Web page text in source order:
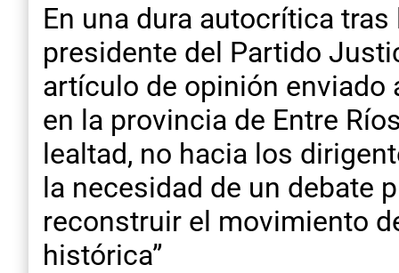
En una dura autocrítica
presidente del Partido
artículo de opinión enviado
en la provincia de Entre
lealtad, no hacia los
la necesidad de un debate
reconstruir el movimiento
histórica”